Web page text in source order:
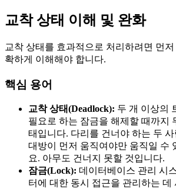
교착 상태 이해 및 완화
교착 상태를 효과적으로 처리하려면 먼
확하게 이해해야 합니다.
핵심 용어
교착 상태(Deadlock): 두 개 이상의
필요로 하는 잠금을 해제할 때까지
태입니다. 다리를 건너야 하는 두
대방이 먼저 움직여야만 움직일 수
요. 아무도 건너지 못할 것입니다.
잠금(Lock): 데이터베이스 관리 시
터에 대한 동시 접근을 관리하는 데